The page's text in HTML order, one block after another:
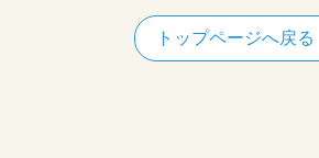
トップページへ戻る